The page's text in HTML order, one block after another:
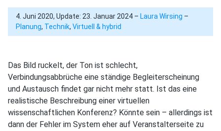
4. Juni 2020, Update: 23. Januar 2024 – Laura Wirsing –
Planung, Technik, Virtuell & hybrid
Das Bild ruckelt, der Ton ist schlecht,
Verbindungsabbrüche eine ständige Begleiterscheinung
und Austausch findet gar nicht mehr statt. Ist das eine
realistische Beschreibung einer virtuellen
wissenschaftlichen Konferenz? Könnte sein – allerdings ist
dann der Fehler im System eher auf Veranstalterseite zu